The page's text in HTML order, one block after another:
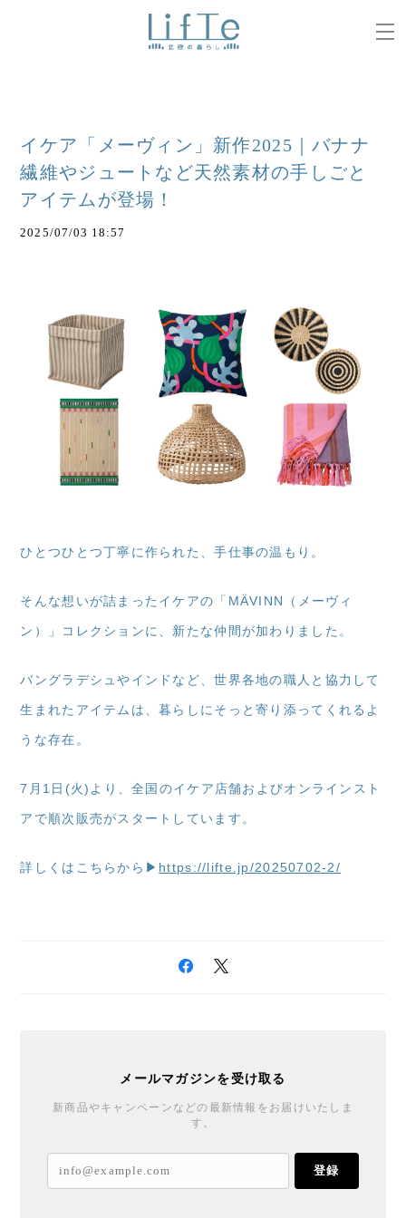
イケア「メーヴィン」新作2025｜バナナ
繊維やジュートなど天然素材の手しごと
アイテムが登場！
2025/07/03 18:57
ひとつひとつ丁寧に作られた、手仕事の温もり。
そんな想いが詰まったイケアの「MÄVINN（メーヴィ
ン）」コレクションに、新たな仲間が加わりました。
バングラデシュやインドなど、世界各地の職人と協力して
生まれたアイテムは、暮らしにそっと寄り添ってくれるよ
うな存在。
7月1日(火)より、全国のイケア店舗およびオンラインスト
アで順次販売がスタートしています。
詳しくはこちらから▶ https://lifte.jp/20250702-2/
メールマガジンを受け取る
新商品やキャンペーンなどの最新情報をお届けいたしま
す。
登録